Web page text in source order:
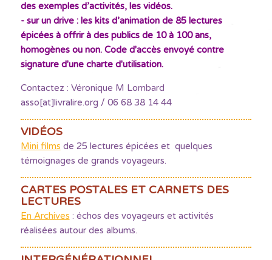
des exemples d’activités, les vidéos.
- sur un drive : les kits d’animation de 85 lectures
épicées à offrir à des publics de 10 à 100 ans,
homogènes ou non. Code d'accès envoyé contre
signature d'une charte d'utilisation.
Contactez : Véronique M Lombard
asso[at]livralire.org / 06 68 38 14 44
VIDÉOS
Mini films de 25 lectures épicées et quelques
témoignages de grands voyageurs.
CARTES POSTALES ET CARNETS DES
LECTURES
En Archives : échos des voyageurs et activités
réalisées autour des albums.